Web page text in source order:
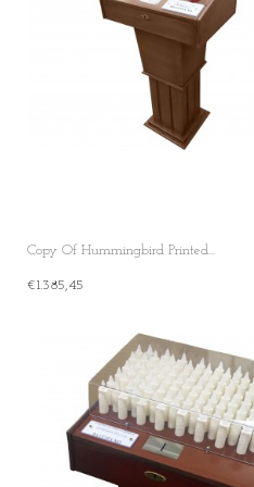
Copy Of Hummingbird Printed...
€1.385,45
+ Add To Cart